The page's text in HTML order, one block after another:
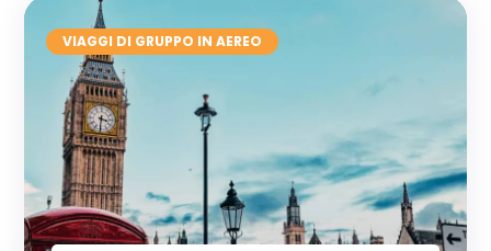
VIAGGI DI GRUPPO IN AEREO